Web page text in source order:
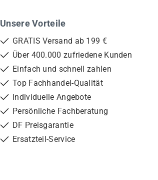
Unsere Vorteile
GRATIS Versand ab 199 €
Über 400.000 zufriedene Kunden
Einfach und schnell zahlen
Top Fachhandel-Qualität
Individuelle Angebote
Persönliche Fachberatung
DF Preisgarantie
Ersatzteil-Service